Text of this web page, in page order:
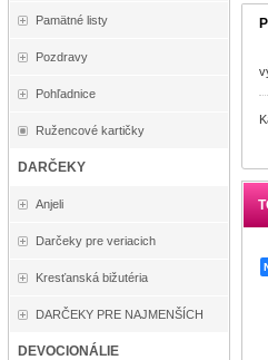
Pamätné listy
Pozdravy
Pohľadnice
Ružencové kartičky
DARČEKY
Anjeli
Darčeky pre veriacich
Kresťanská bižutéria
DARČEKY PRE NAJMENŠÍCH
DEVOCIONÁLIE